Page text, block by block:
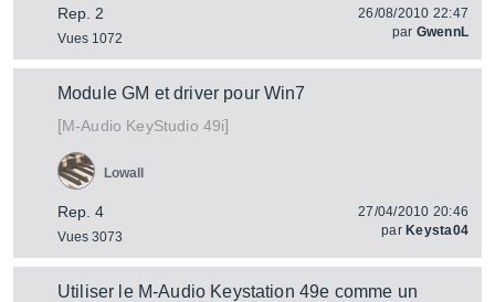
Rep. 2
Vues 1072
26/08/2010 22:47
par GwennL
Module GM et driver pour Win7
[M-Audio KeyStudio 49i]
Rep. 4
Vues 3073
Lowall
27/04/2010 20:46
par Keysta04
Utiliser le M-Audio Keystation 49e comme un